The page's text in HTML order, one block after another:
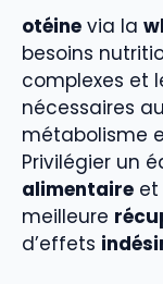
otéine via la
besoins
complexes et
nécessaires
métabolisme
Privilégier un
alimentaire et
meilleure
d’effets